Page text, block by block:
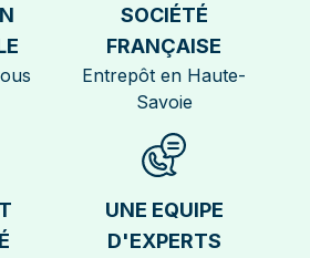
SOCIÉTÉ
FRANÇAISE
Entrepôt en Haute-
Savoie
UNE EQUIPE
D'EXPERTS